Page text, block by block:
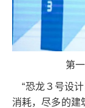
第一
“恐龙３号设计
消耗，尽多的建